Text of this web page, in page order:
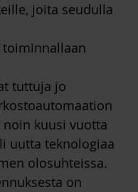
joita seudulla
tuttuja jo
kuusi vuotta
uutta teknologiaa
olosuhteissa.
on